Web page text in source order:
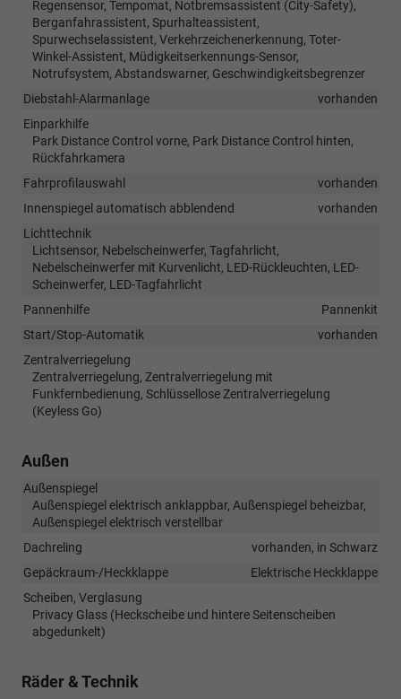
Regensensor, Tempomat, Notbremsassistent (City-Safety),
Berganfahrassistent, Spurhalteassistent,
Spurwechselassistent, Verkehrzeichenerkennung, Toter-
Winkel-Assistent, Müdigkeitserkennungs-Sensor,
Notrufsystem, Abstandswarner, Geschwindigkeitsbegrenzer
Diebstahl-Alarmanlage
vorhanden
Einparkhilfe
Park Distance Control vorne, Park Distance Control hinten,
Rückfahrkamera
Fahrprofilauswahl
vorhanden
Innenspiegel automatisch abblendend
vorhanden
Lichttechnik
Lichtsensor, Nebelscheinwerfer, Tagfahrlicht,
Nebelscheinwerfer mit Kurvenlicht, LED-Rückleuchten, LED-
Scheinwerfer, LED-Tagfahrlicht
Pannenhilfe
Pannenkit
Start/Stop-Automatik
vorhanden
Zentralverriegelung
Zentralverriegelung, Zentralverriegelung mit
Funkfernbedienung, Schlüssellose Zentralverriegelung
(Keyless Go)
Außen
Außenspiegel
Außenspiegel elektrisch anklappbar, Außenspiegel beheizbar,
Außenspiegel elektrisch verstellbar
Dachreling
vorhanden, in Schwarz
Gepäckraum-/Heckklappe
Elektrische Heckklappe
Scheiben, Verglasung
Privacy Glass (Heckscheibe und hintere Seitenscheiben
abgedunkelt)
Räder & Technik